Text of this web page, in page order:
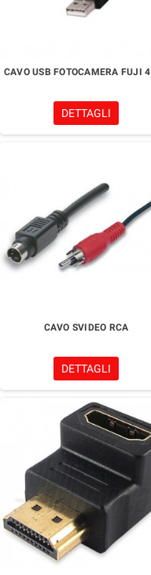
DETTAGLI
CAVO SVIDEO RCA
DETTAGLI